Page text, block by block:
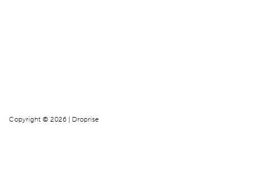
Copyright © 2026 | Droprise